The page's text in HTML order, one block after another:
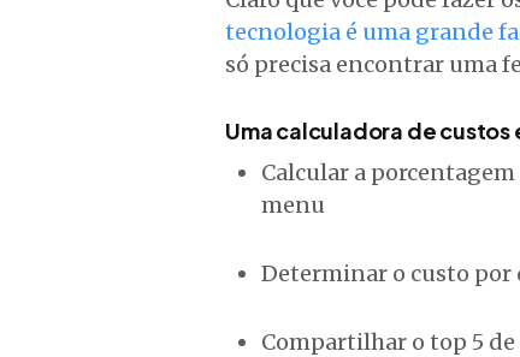
tecnologia é uma grande
só precisa encontrar uma
Uma calculadora de
Calcular a
menu
Determinar o custo por
Compartilhar o top 5